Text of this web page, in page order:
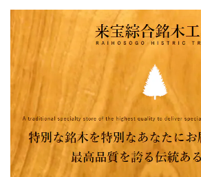
ニングテーブル カ
ウンター
ブル ダイニングテ
ーブル カウンター